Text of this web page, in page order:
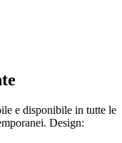
e disponibile in tutte le
Design: